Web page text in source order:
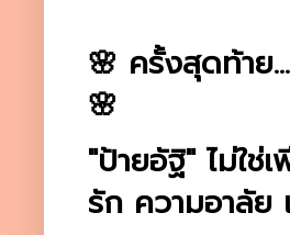
🌸 ครั้งสุดท้าย
🌸
"ป้ายอัฐิ" ไม่ใ
รัก ความอาลัย